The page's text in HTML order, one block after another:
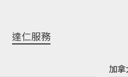
達仁服務
加拿